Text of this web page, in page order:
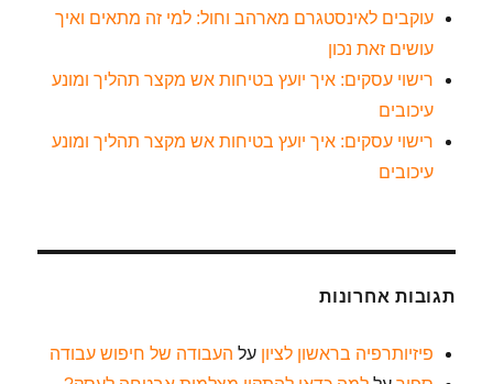
עוקבים לאינסטגרם מארהב וחול: למי זה מתאים ואיך
עושים זאת נכון
רישוי עסקים: איך יועץ בטיחות אש מקצר תהליך ומונע
עיכובים
רישוי עסקים: איך יועץ בטיחות אש מקצר תהליך ומונע
עיכובים
תגובות אחרונות
פיזיותרפיה בראשון לציון על העבודה של חיפוש עבודה